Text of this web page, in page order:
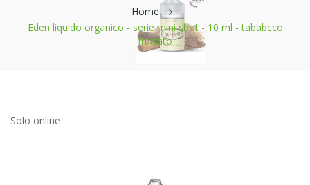
Home
Eden liquido organico - serie mini shot - 10 ml - tababcco
fruttato
Solo online